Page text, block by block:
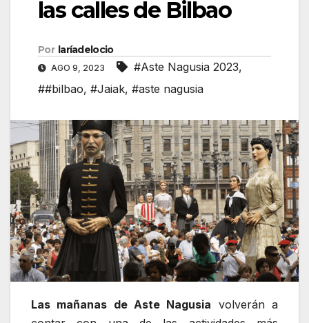
las calles de Bilbao
Por laríadelocio
AGO 9, 2023 #Aste Nagusia 2023,
##bilbao, #Jaiak, #aste nagusia
Las mañanas de Aste Nagusia volverán a